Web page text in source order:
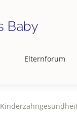
Elternforum